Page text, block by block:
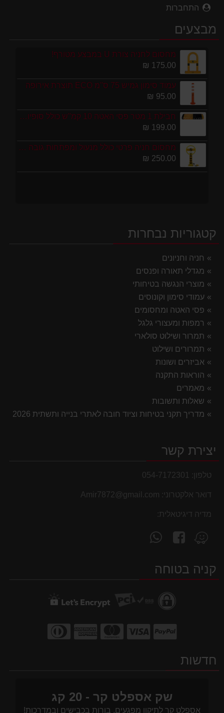
התחברות
מבצעים
מחסום לחניה צורת U במבצע מטורף!
175.00 ₪
עמוד סימון גמיש 75 ס''מ ECO תוצרת אירופה
95.00 ₪
חבילת 1 מטר פסי האטה 10 קמ''ש כולל סופיות מפלסטיק
199.00 ₪
מחסום חניה פרטי כולל מנעול ומפתחות גובה 70 ס"מ
250.00 ₪
קטגוריות נבחרות
חניה וחניונים
מגדלי תאורה ופנסים
מוצרי הנגשה בטיחותי
עמודי סימון וקונוסים
פסי האטה ומחסומים
רמפות ומעצורי גלגל
תמרור ושילוט סולארי
תמרורים ושילוט
אביזרים ושונות
הוראות התקנה
מאמרים
שאלות ותשובות
מדריך תקני בטיחות וציוד חובה לאתרי בנייה ותשתית 2026
יצירת קשר
טלפון: 054-7172301
דואר אלקטרוני: Amir7872@gmail.com
מדיה דיגיטאלית:
מצא
אותנו
Waze
עקוב
אחרינו
facebookקניה בטוחה
חדשות
שק אספלט קר - 20 קג
אספלט קר לתיקון מפגעים, בורות בכבישים ובמדרכות!